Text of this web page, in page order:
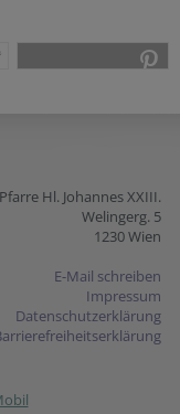
Pfarre Hl. Johannes XXIII.
Welingerg. 5
1230 Wien
E-Mail schreiben
Impressum
Datenschutzerklärung